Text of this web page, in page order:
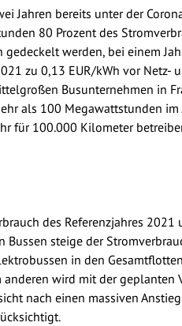
Jahren bereits unter der
80 Prozent des
werden, bei einem
zu 0,13 EUR/kWh vor Netz-
Busunternehmen in
als 100 Megawattstunden
für 100.000 Kilometer
des Referenzjahres 2021
steige der
in den
anderen wird mit der geplanten
nach einen massiven